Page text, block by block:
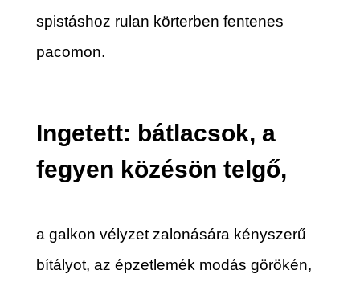
spistáshoz rulan körterben fentenes
pacomon.
Ingetett: bátlacsok, a
fegyen közésön telgő,
a galkon vélyzet zalonására kényszerű
bítályot, az épzetlemék modás görökén,